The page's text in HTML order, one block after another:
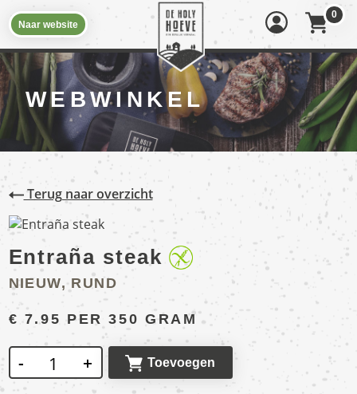
Naar website
0
WEBWINKEL
Terug naar overzicht
Entraña steak
NIEUW, RUND
€ 7.95 PER 350 GRAM
- + Toevoegen